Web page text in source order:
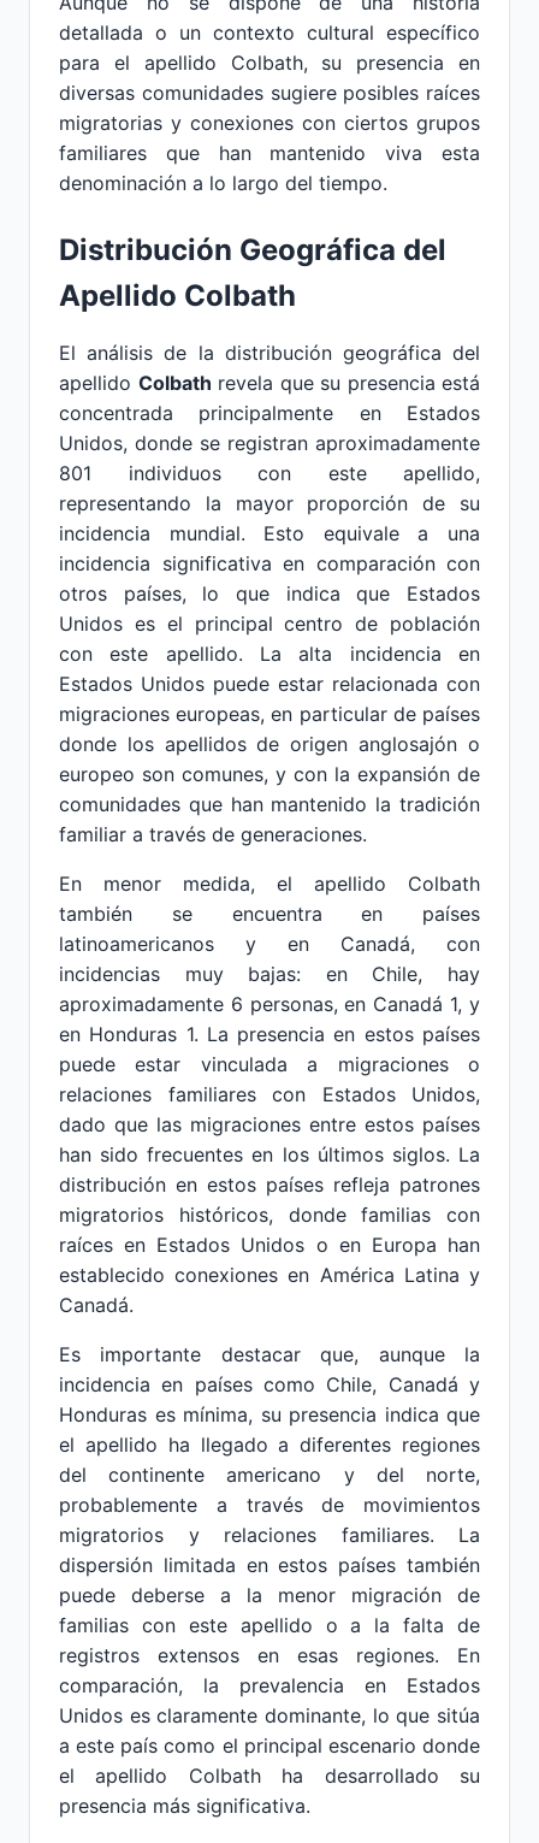
detallada o un contexto cultural específico
para el apellido Colbath, su presencia en
diversas comunidades sugiere posibles raíces
migratorias y conexiones con ciertos grupos
familiares que han mantenido viva esta
denominación a lo largo del tiempo.
Distribución Geográfica del
Apellido Colbath
El análisis de la distribución geográfica del
apellido Colbath revela que su presencia está
concentrada principalmente en Estados
Unidos, donde se registran aproximadamente
801 individuos con este apellido,
representando la mayor proporción de su
incidencia mundial. Esto equivale a una
incidencia significativa en comparación con
otros países, lo que indica que Estados
Unidos es el principal centro de población
con este apellido. La alta incidencia en
Estados Unidos puede estar relacionada con
migraciones europeas, en particular de países
donde los apellidos de origen anglosajón o
europeo son comunes, y con la expansión de
comunidades que han mantenido la tradición
familiar a través de generaciones.
En menor medida, el apellido Colbath
también se encuentra en países
latinoamericanos y en Canadá, con
incidencias muy bajas: en Chile, hay
aproximadamente 6 personas, en Canadá 1, y
en Honduras 1. La presencia en estos países
puede estar vinculada a migraciones o
relaciones familiares con Estados Unidos,
dado que las migraciones entre estos países
han sido frecuentes en los últimos siglos. La
distribución en estos países refleja patrones
migratorios históricos, donde familias con
raíces en Estados Unidos o en Europa han
establecido conexiones en América Latina y
Canadá.
Es importante destacar que, aunque la
incidencia en países como Chile, Canadá y
Honduras es mínima, su presencia indica que
el apellido ha llegado a diferentes regiones
del continente americano y del norte,
probablemente a través de movimientos
migratorios y relaciones familiares. La
dispersión limitada en estos países también
puede deberse a la menor migración de
familias con este apellido o a la falta de
registros extensos en esas regiones. En
comparación, la prevalencia en Estados
Unidos es claramente dominante, lo que sitúa
a este país como el principal escenario donde
el apellido Colbath ha desarrollado su
presencia más significativa.